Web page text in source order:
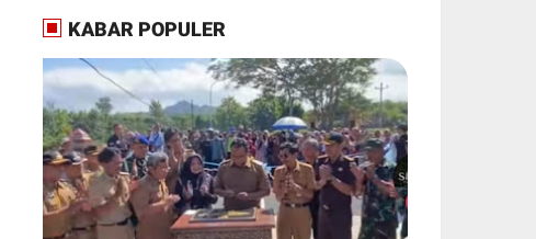
KABAR POPULER